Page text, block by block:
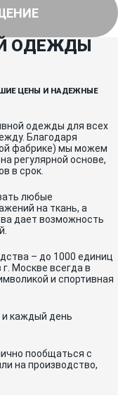
ОДЕЖДЫ
ЦЕНЫ И НАДЕЖНЫЕ
одежды для всех
Благодаря
фабрике) мы можем
регулярной основе,
в срок.
любые
на ткань, а
дает возможность
– до 1000 единиц
Москве всегда в
и спортивная
и каждый день
пообщаться с
на производство,